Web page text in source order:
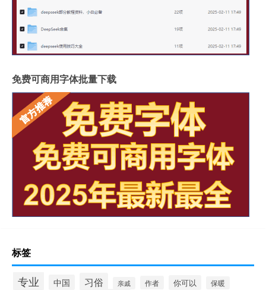
免费可商用字体批量下载
标签
专业 中国 习俗 亲戚 作者 你可以 保暖